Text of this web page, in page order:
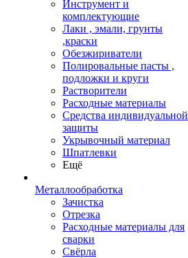
Инструмент и
комплектующие
Лаки , эмали, грунты
,краски
Обезжириватели
Полировальные пасты ,
подложки и круги
Растворители
Расходные материалы
Средства индивидуальной
защиты
Укрывочный материал
Шпатлевки
Ещё
Металлообработка
Зачистка
Отрезка
Расходные материалы для
сварки
Свёрла